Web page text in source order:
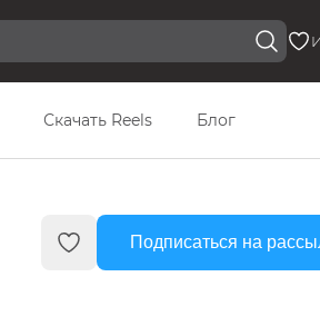
Скачать Reels Блог
Подписаться на